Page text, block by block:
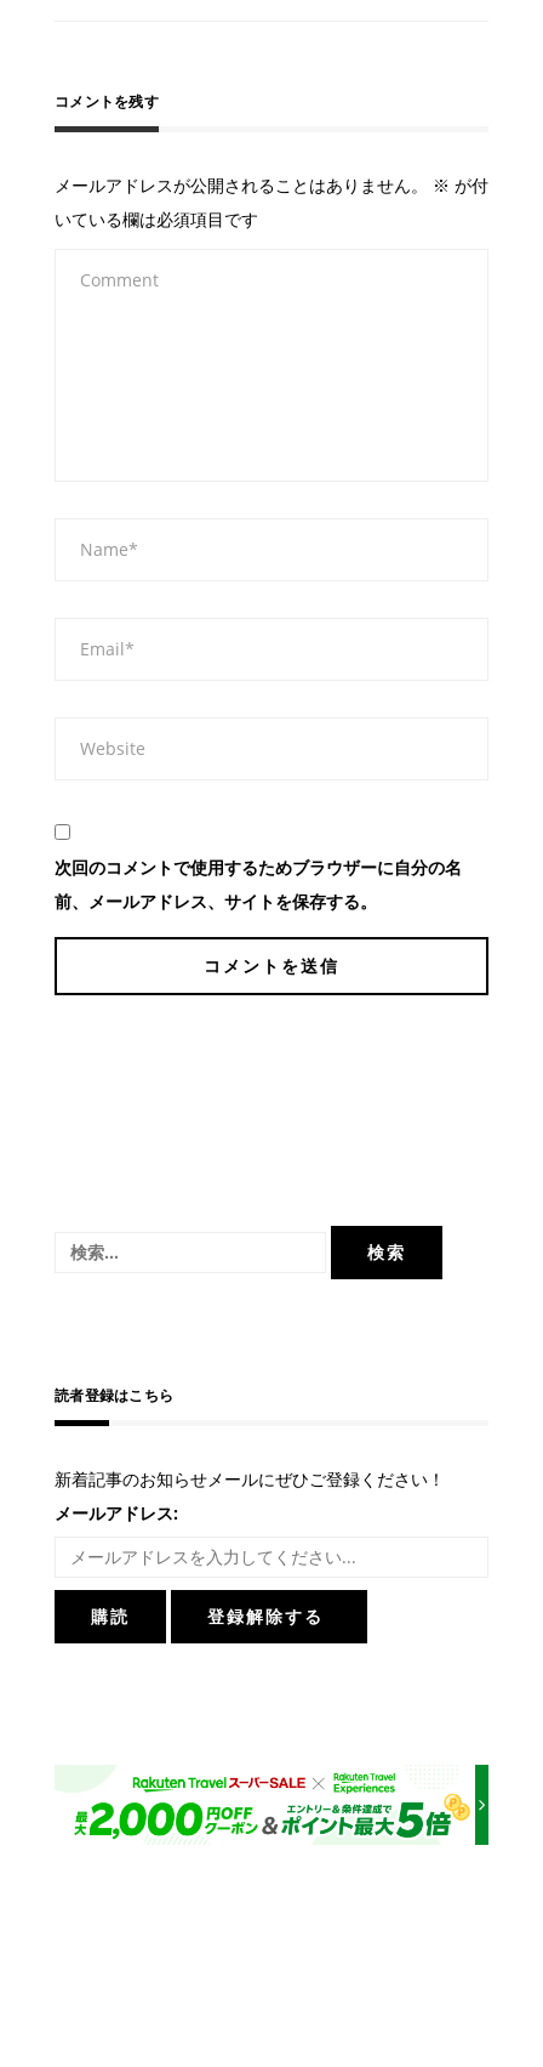
ー
シ
ョ
ン
コメントを残す
メールアドレスが公開されることはありません。 ※ が付
いている欄は必須項目です
次回のコメントで使用するためブラウザーに自分の名
前、メールアドレス、サイトを保存する。
読者登録はこちら
新着記事のお知らせメールにぜひご登録ください！
メールアドレス: